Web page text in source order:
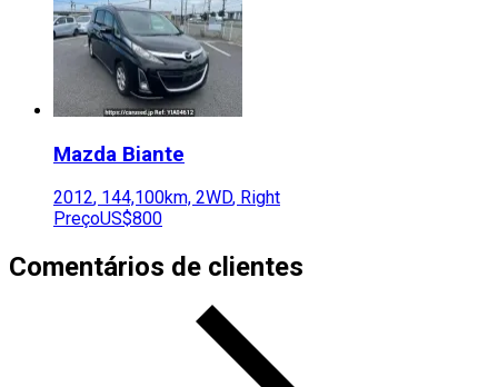
Mazda Biante
2012, 144,100km, 2WD, Right
PreçoUS$800
Comentários de clientes